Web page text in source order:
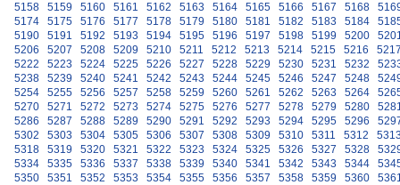
5158
5159 5160 5161 5162 5163 5164 5165 5166 5167 5168
5174
5175 5176 5177 5178 5179 5180 5181 5182 5183 5184
5190
5191 5192 5193 5194 5195 5196 5197 5198 5199 5200
5206
5207 5208 5209 5210 5211 5212 5213 5214 5215 5216
5222
5223 5224 5225 5226 5227 5228 5229 5230 5231 5232
5238
5239 5240 5241 5242 5243 5244 5245 5246 5247 5248
5254
5255 5256 5257 5258 5259 5260 5261 5262 5263 5264
5270
5271 5272 5273 5274 5275 5276 5277 5278 5279 5280
5286
5287 5288 5289 5290 5291 5292 5293 5294 5295 5296
5302
5303 5304 5305 5306 5307 5308 5309 5310 5311 5312
5318
5319 5320 5321 5322 5323 5324 5325 5326 5327 5328
5334
5335 5336 5337 5338 5339 5340 5341 5342 5343 5344
5350
5351 5352 5353 5354 5355 5356 5357 5358 5359 5360